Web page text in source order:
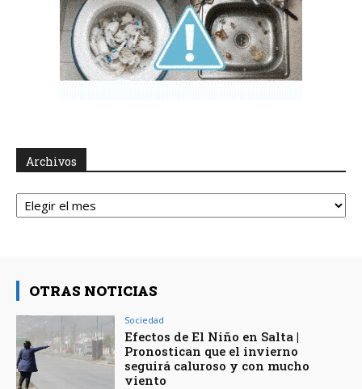
Archivos
Archivos
OTRAS NOTICIAS
Sociedad
Efectos de El Niño en Salta |
Pronostican que el invierno
seguirá caluroso y con mucho
viento